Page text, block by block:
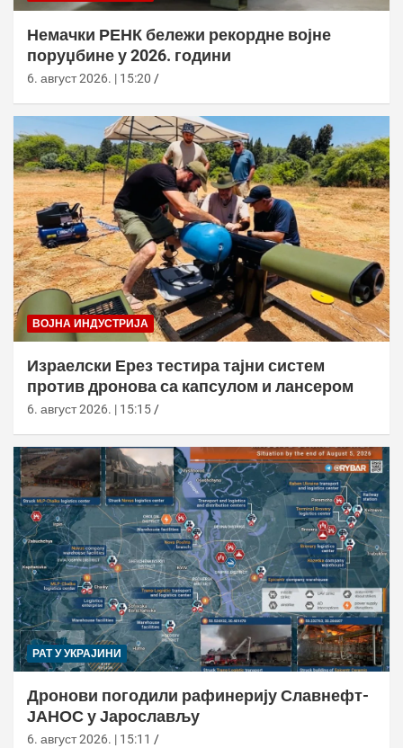
Немачки РЕНК бележи рекордне војне
поруџбине у 2026. години
6. август 2026. | 15:20
ВОЈНА ИНДУСТРИЈА
Израелски Ерез тестира тајни систем
против дронова са капсулом и лансером
6. август 2026. | 15:15
РАТ У УКРАЈИНИ
Дронови погодили рафинерију Славнефт-
ЈАНОС у Јарослављу
6. август 2026. | 15:11